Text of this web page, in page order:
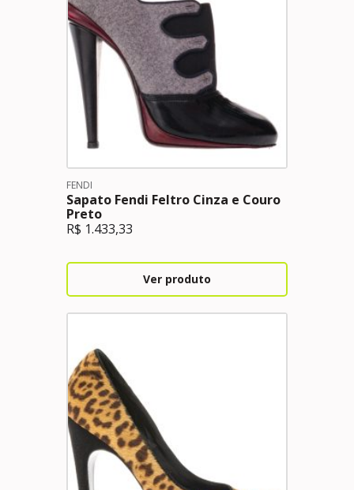
FENDI
Sapato Fendi Feltro Cinza e Couro
Preto
R$ 1.433,33
Ver produto